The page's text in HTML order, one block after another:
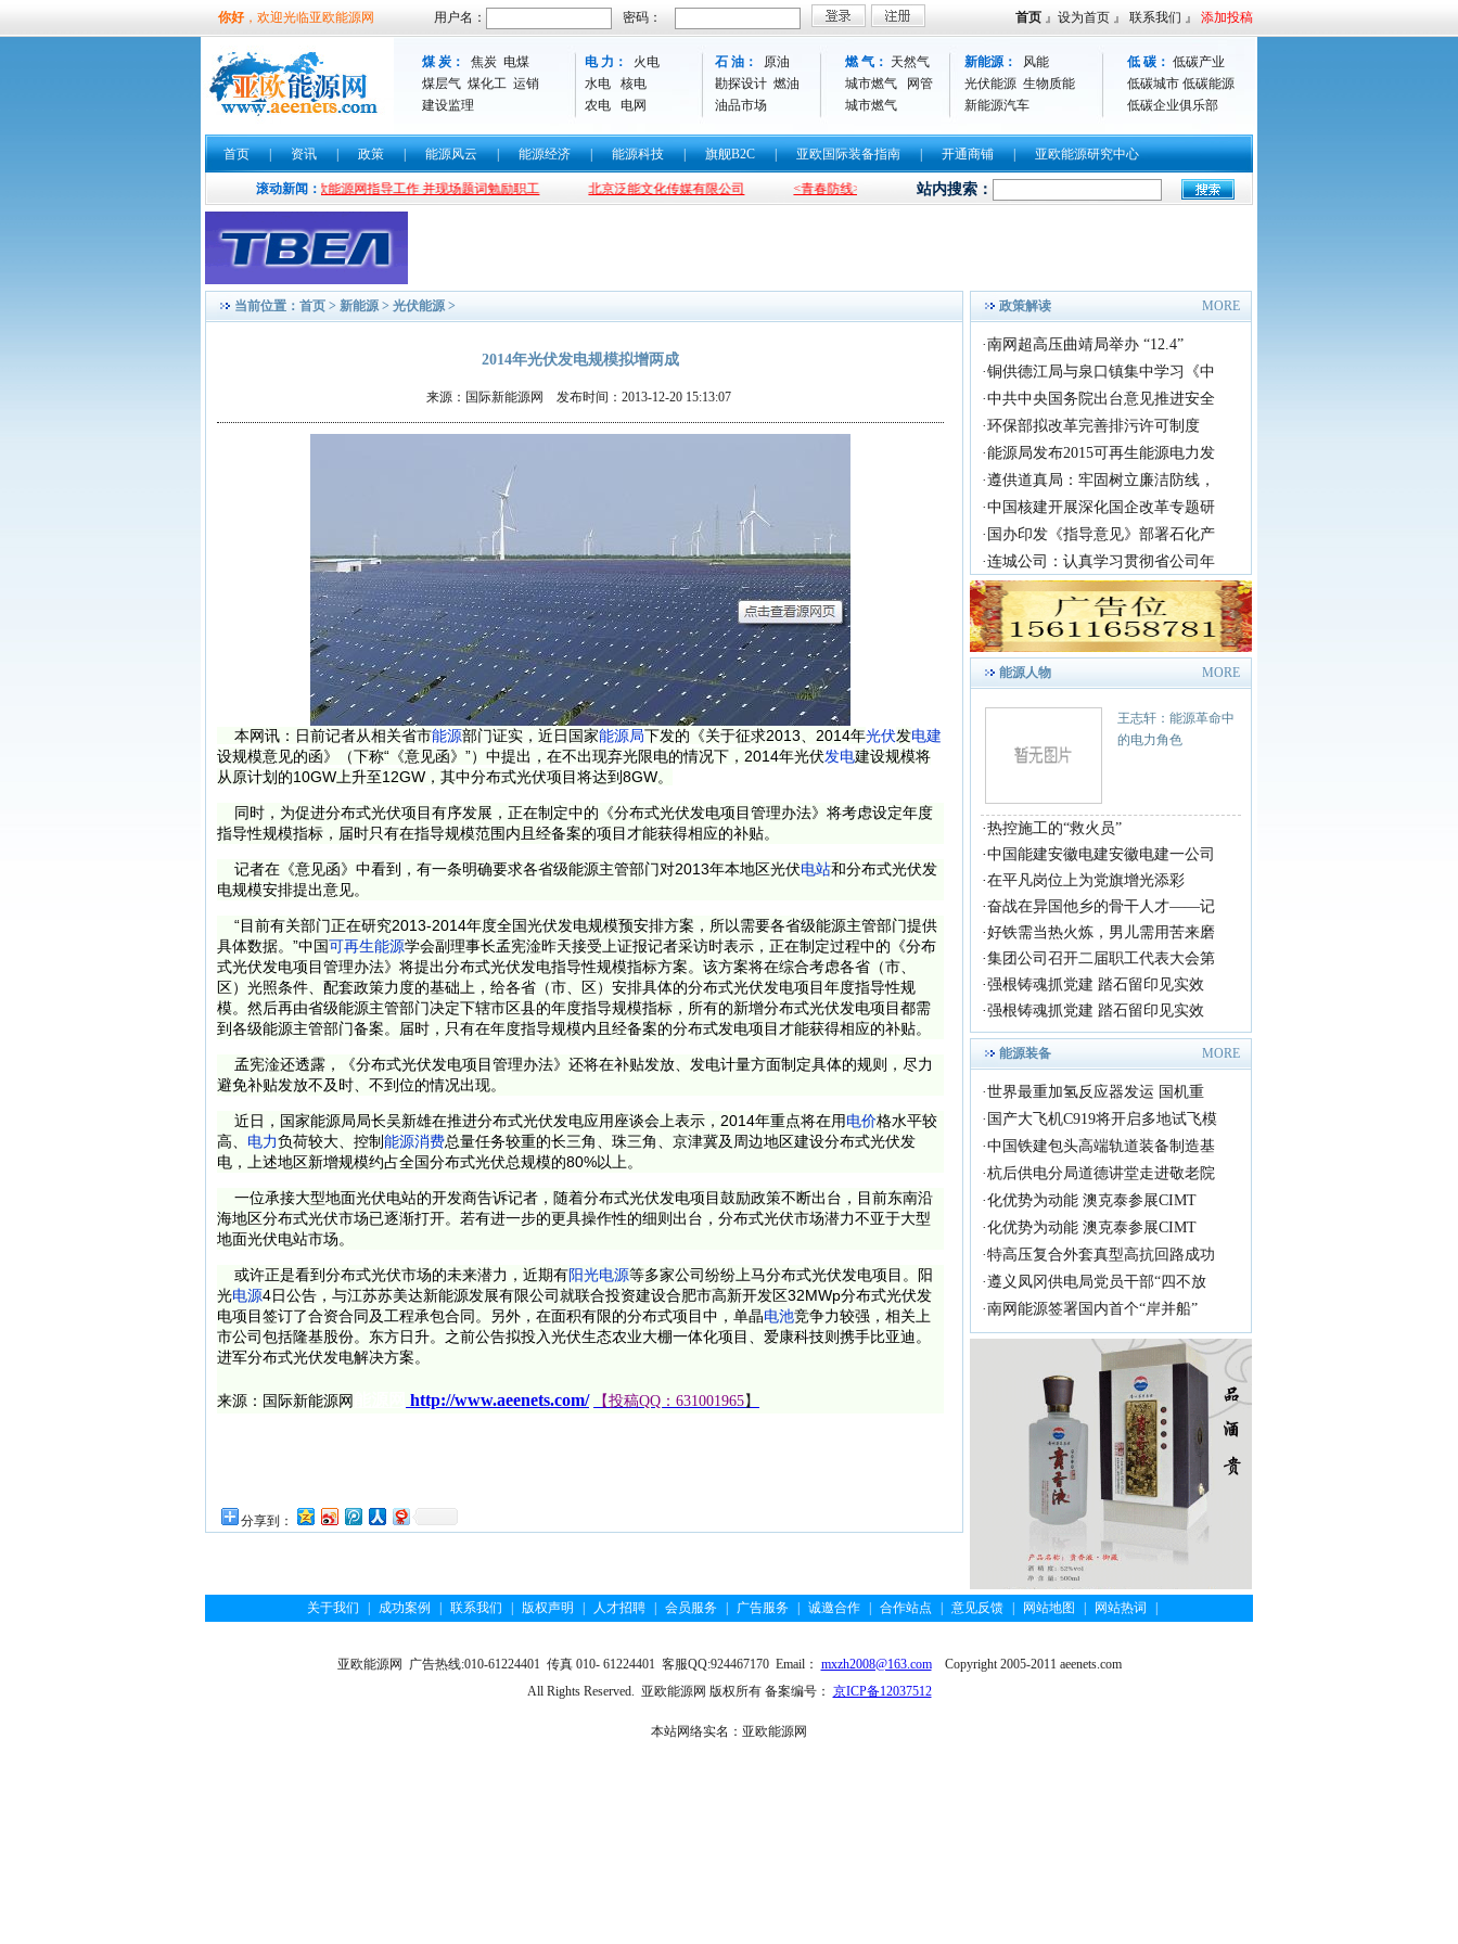
你好，欢迎光临亚欧能源网 用户名： 密码： 首页 』 设为首页 』 联系我们 』 添加投稿
煤 炭： 焦炭 电煤
煤层气 煤化工 运销
建设监理
电 力：
火电
水电
核电
农电
电网
石 油：
原油
勘探设计 燃油
油品市场
燃 气： 天然气
城市燃气
网管
城市燃气
新能源：
风能
光伏能源 生物质能
新能源汽车
低 碳： 低碳产业
低碳城市 低碳能源
低碳企业俱乐部
首页 | 资讯 | 政策 | 能源风云 | 能源经济 | 能源科技 | 旗舰B2C | 亚欧国际装备指南 | 开通商铺 | 亚欧能源研究中心
滚动新闻：
书法界实力派书法家余制波光临亚欧能源网指导工作 并现场题词勉励职工 北京泛能文化传媒有限公司 <青春防线>大型预防青少年犯罪话剧即将拉开全国巡演序幕 央视新闻：亚欧能源网承办福建好声音农业旅游观光
站内搜索：
当前位置： 首页 > 新能源> 光伏能源>
2014年光伏发电规模拟增两成
来源：国际新能源网 发布时间：2013-12-20 15:13:07
本网讯：日前记者从相关省市能源部门证实，近日国家能源局下发的《关于征求2013、2014年光伏发电建
设规模意见的函》（下称“《意见函》”）中提出，在不出现弃光限电的情况下，2014年光伏发电建设规模将
从原计划的10GW上升至12GW，其中分布式光伏项目将达到8GW。
同时，为促进分布式光伏项目有序发展，正在制定中的《分布式光伏发电项目管理办法》将考虑设定年度
指导性规模指标，届时只有在指导规模范围内且经备案的项目才能获得相应的补贴。
记者在《意见函》中看到，有一条明确要求各省级能源主管部门对2013年本地区光伏电站和分布式光伏发
电规模安排提出意见。
“目前有关部门正在研究2013-2014年度全国光伏发电规模预安排方案，所以需要各省级能源主管部门提供
具体数据。”中国可再生能源学会副理事长孟宪淦昨天接受上证报记者采访时表示，正在制定过程中的《分布
式光伏发电项目管理办法》将提出分布式光伏发电指导性规模指标方案。该方案将在综合考虑各省（市、
区）光照条件、配套政策力度的基础上，给各省（市、区）安排具体的分布式光伏发电项目年度指导性规
模。然后再由省级能源主管部门决定下辖市区县的年度指导规模指标，所有的新增分布式光伏发电项目都需
到各级能源主管部门备案。届时，只有在年度指导规模内且经备案的分布式发电项目才能获得相应的补贴。
孟宪淦还透露，《分布式光伏发电项目管理办法》还将在补贴发放、发电计量方面制定具体的规则，尽力
避免补贴发放不及时、不到位的情况出现。
近日，国家能源局局长吴新雄在推进分布式光伏发电应用座谈会上表示，2014年重点将在用电价格水平较
高、 电力负荷较大、控制能源消费总量任务较重的长三角、珠三角、京津冀及周边地区建设分布式光伏发
电，上述地区新增规模约占全国分布式光伏总规模的80%以上。
一位承接大型地面光伏电站的开发商告诉记者，随着分布式光伏发电项目鼓励政策不断出台，目前东南沿
海地区分布式光伏市场已逐渐打开。若有进一步的更具操作性的细则出台，分布式光伏市场潜力不亚于大型
地面光伏电站市场。
或许正是看到分布式光伏市场的未来潜力，近期有阳光电源等多家公司纷纷上马分布式光伏发电项目。阳
光电源4日公告，与江苏苏美达新能源发展有限公司就联合投资建设合肥市高新开发区32MWp分布式光伏发
电项目签订了合资合同及工程承包合同。另外，在面积有限的分布式项目中，单晶电池竞争力较强，相关上
市公司包括隆基股份。东方日升。之前公告拟投入光伏生态农业大棚一体化项目、爱康科技则携手比亚迪。
进军分布式光伏发电解决方案。
来源： 国际新能源网 http://www.aeenets.com/ 【投稿QQ：631001965】
分享到：
政策解读 MORE
·南网超高压曲靖局举办 “12.4”
·铜供德江局与泉口镇集中学习《中
·中共中央国务院出台意见推进安全
·环保部拟改革完善排污许可制度
·能源局发布2015可再生能源电力发
·遵供道真局：牢固树立廉洁防线，
·中国核建开展深化国企改革专题研
· 国办印发《指导意见》部署石化产
·连城公司：认真学习贯彻省公司年
能源人物 MORE
王志轩：能源革命中
的电力角色
·热控施工的“救火员”
·中国能建安徽电建安徽电建一公司
·在平凡岗位上为党旗增光添彩
·奋战在异国他乡的骨干人才——记
·好铁需当热火炼，男儿需用苦来磨
·集团公司召开二届职工代表大会第
·强根铸魂抓党建 踏石留印见实效
·强根铸魂抓党建 踏石留印见实效
能源装备 MORE
·世界最重加氢反应器发运 国机重
· 国产大飞机C919将开启多地试飞模
·中国铁建包头高端轨道装备制造基
·杭后供电分局道德讲堂走进敬老院
·化优势为动能 澳克泰参展CIMT
·化优势为动能 澳克泰参展CIMT
·特高压复合外套真型高抗回路成功
·遵义凤冈供电局党员干部“四不放
·南网能源签署国内首个“岸并船”
关于我们 成功案例 联系我们 版权声明 人才招聘 会员服务 广告服务 诚邀合作 合作站点 意见反馈 网站地图 网站热词
亚欧能源网 广告热线:010-61224401 传真 010- 61224401 客服QQ:924467170 Email： mxzh2008@163.comCopyright 2005-2011 aeenets.com
All Rights Reserved. 亚欧能源网 版权所有 备案编号： 京ICP备12037512
本站网络实名：亚欧能源网